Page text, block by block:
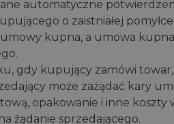
automatyczne
o zaistniałej
kupna, a umowa
gdy kupujący zamówi
może zażądać kary
opakowanie i inne
żądanie sprzedającego.